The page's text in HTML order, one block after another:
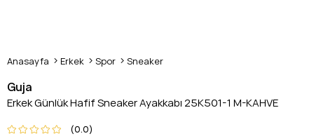
Anasayfa Erkek Spor Sneaker
Guja
Erkek Günlük Hafif Sneaker Ayakkabı 25K501-1 M-KAHVE
0.0